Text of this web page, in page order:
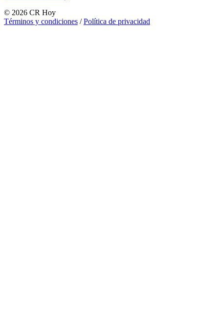
© 2026 CR Hoy
Términos y condiciones /Política de privacidad